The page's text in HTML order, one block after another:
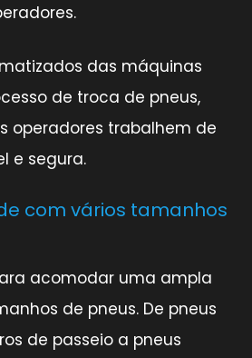
das máquinas
de troca de pneus,
operadores trabalhem de
e segura.
com vários tamanhos
acomodar uma ampla
de pneus. De pneus
de passeio a pneus